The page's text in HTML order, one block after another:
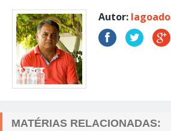
MATÉRIAS RELACIONADAS:
undefined
undefined
undefined